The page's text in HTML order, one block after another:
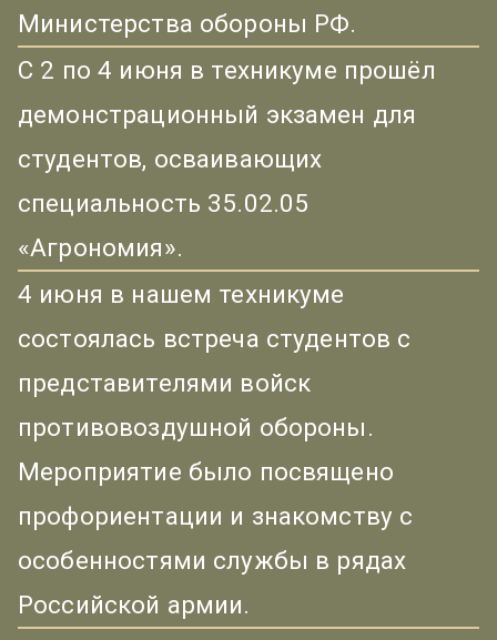
Министерства обороны РФ.
С 2 по 4 июня в техникуме прошёл
демонстрационный экзамен для
студентов, осваивающих
специальность 35.02.05
«Агрономия».
4 июня в нашем техникуме
состоялась встреча студентов с
представителями войск
противовоздушной обороны.
Мероприятие было посвящено
профориентации и знакомству с
особенностями службы в рядах
Российской армии.